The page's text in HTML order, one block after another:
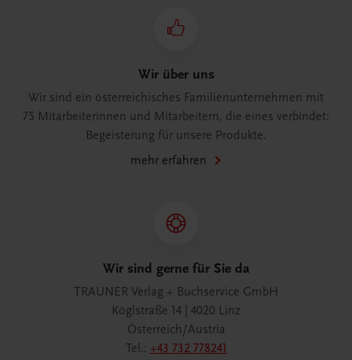
Wir über uns
Wir sind ein österreichisches Familienunternehmen mit
75 Mitarbeiterinnen und Mitarbeitern, die eines verbindet:
Begeisterung für unsere Produkte.
mehr erfahren
Wir sind gerne für Sie da
TRAUNER Verlag + Buchservice GmbH
Köglstraße 14 | 4020 Linz
Österreich/Austria
Tel.: +43 732 778241